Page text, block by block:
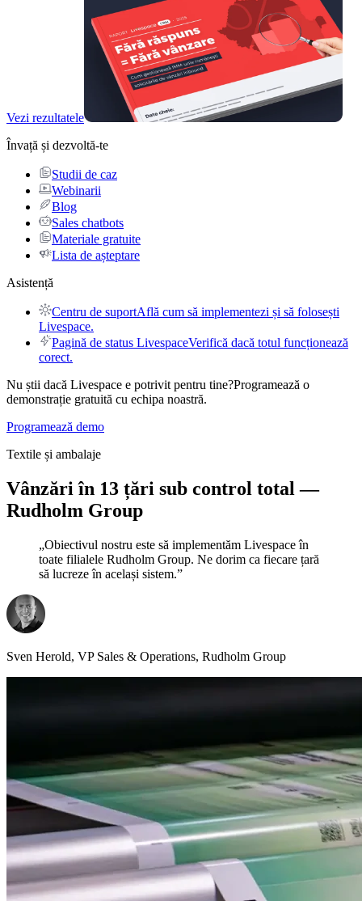
Vezi rezultatele
Învață și dezvoltă-te
Studii de caz
Webinarii
Blog
Sales chatbots
Materiale gratuite
Lista de așteptare
Asistență
Centru de suportAflă cum să implementezi și să folosești
Livespace.
Pagină de status LivespaceVerifică dacă totul funcționează
corect.
Nu știi dacă Livespace e potrivit pentru tine?Programează o
demonstrație gratuită cu echipa noastră.
Programează demo
Textile și ambalaje
Vânzări în 13 țări sub control total —
Rudholm Group
„Obiectivul nostru este să implementăm Livespace în
toate filialele Rudholm Group. Ne dorim ca fiecare țară
să lucreze în același sistem.”
Sven Herold, VP Sales & Operations, Rudholm Group